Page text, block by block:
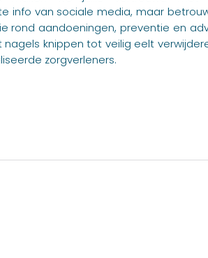
info van sociale media, maar
rond aandoeningen, preventie en
knippen tot veilig eelt
zorgverleners.